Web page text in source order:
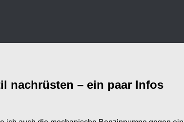
nachrüsten – ein paar Infos